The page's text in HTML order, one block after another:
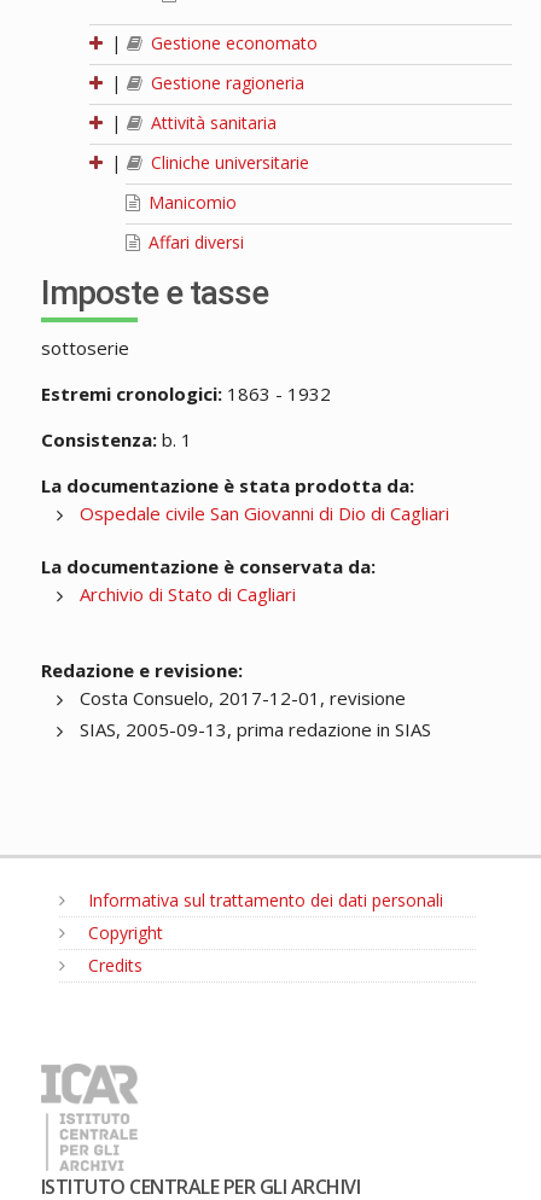
|
Gestione economato
|
Gestione ragioneria
|
Attività sanitaria
|
Cliniche universitarie
Manicomio
Affari diversi
Imposte e tasse
sottoserie
Estremi cronologici:1863 - 1932
Consistenza:b. 1
La documentazione è stata prodotta da:
Ospedale civile San Giovanni di Dio di Cagliari
La documentazione è conservata da:
Archivio di Stato di Cagliari
Redazione e revisione:
Costa Consuelo, 2017-12-01, revisione
SIAS, 2005-09-13, prima redazione in SIAS
Informativa sul trattamento dei dati personali
Copyright
Credits
ISTITUTO CENTRALE PER GLI ARCHIVI